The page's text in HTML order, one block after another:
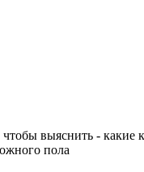
выяснить - какие
пола